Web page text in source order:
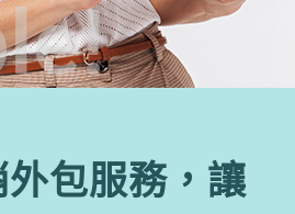
包服務，讓